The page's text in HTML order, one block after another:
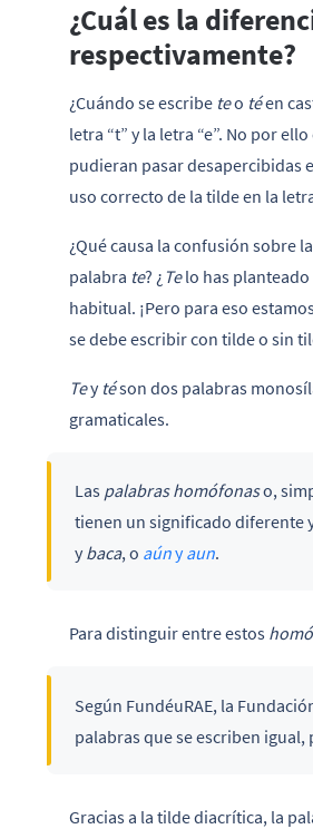
¿Cuál es la
respectivamente?
¿Cuándo se escribe teo téen
letra “t” y la letra “e”. No por
pudieran pasar desapercibidas
uso correcto de la tilde en la
¿Qué causa la confusión sobre
palabra te? ¿ Telo has planteado
habitual. ¡Pero para eso
se debe escribir con tilde o sin
Tey téson dos palabras
gramaticales.
Las palabras homófonaso,
tienen un significado diferente
ybaca, o aúnyaun.
Para distinguir entre estos
Según FundéuRAE, la
palabras que se escriben
Gracias a la tilde diacrítica, la